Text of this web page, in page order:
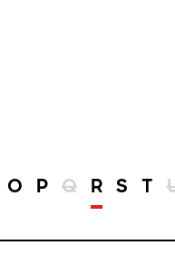
O P Q R S T